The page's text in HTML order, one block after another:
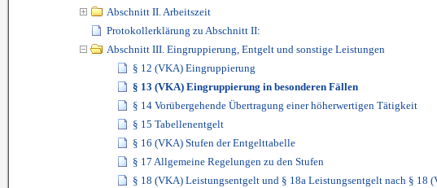
Abschnitt II. Arbeitszeit
Protokollerklärung zu Abschnitt II:
Abschnitt III. Eingruppierung, Entgelt und sonstige Leistungen
§ 12 (VKA) Eingruppierung
§ 13 (VKA) Eingruppierung in besonderen Fällen
§ 14 Vorübergehende Übertragung einer höherwertigen Tätigkeit
§ 15 Tabellenentgelt
§ 16 (VKA) Stufen der Entgelttabelle
§ 17 Allgemeine Regelungen zu den Stufen
§ 18 (VKA) Leistungsentgelt und § 18a Leistungsentgelt nach § 18